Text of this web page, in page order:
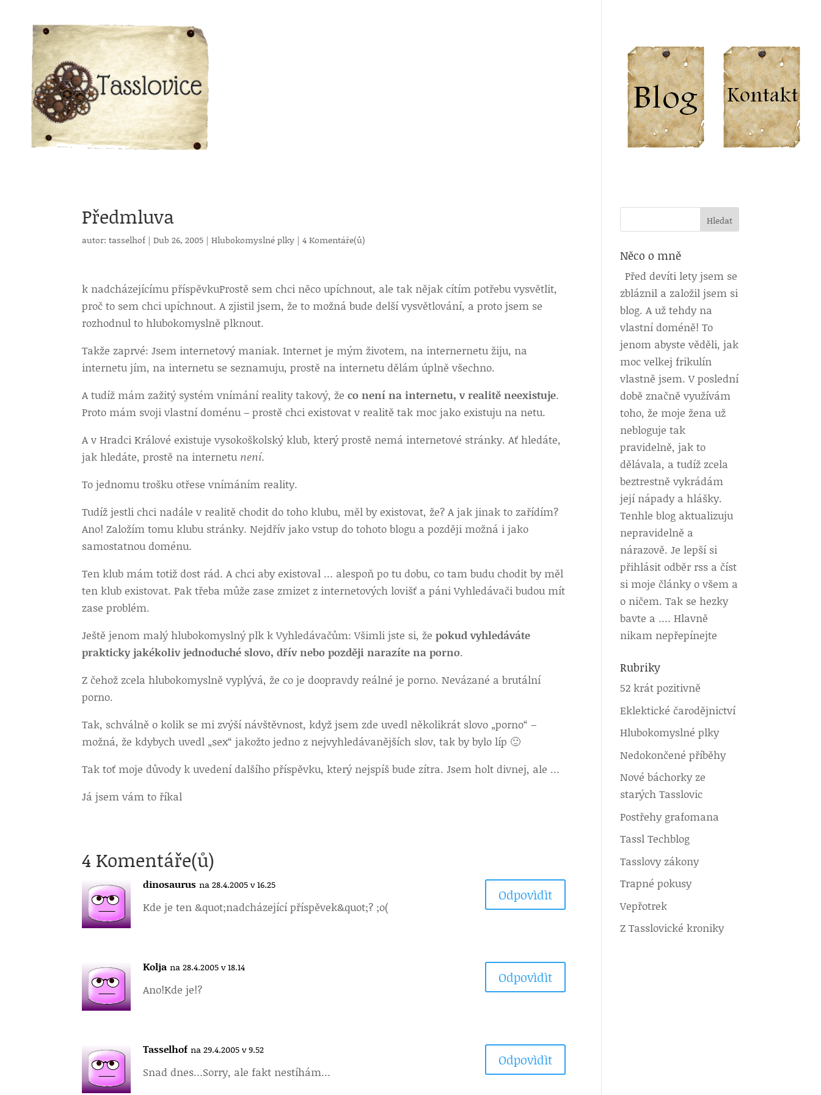
Předmluva
autor:tasselhof |Dub 26, 2005 |Hlubokomyslné plky |4 Komentáře(ů)
k nadcházejícímu příspěvkuProstě sem chci něco upíchnout, ale tak nějak cítím potřebu vysvětlit,
proč to sem chci upíchnout. A zjistil jsem, že to možná bude delší vysvětlování, a proto jsem se
rozhodnul to hlubokomyslně plknout.
Takže zaprvé: Jsem internetový maniak. Internet je mým životem, na internernetu žiju, na
internetu jím, na internetu se seznamuju, prostě na internetu dělám úplně všechno.
A tudíž mám zažitý systém vnímání reality takový, žeco není na internetu, v realitě neexistuje.
Proto mám svoji vlastní doménu – prostě chci existovat v realitě tak moc jako existuju na netu.
A v Hradci Králové existuje vysokoškolský klub, který prostě nemá internetové stránky. Ať hledáte,
jak hledáte, prostě na internetu není.
To jednomu trošku otřese vnímáním reality.
Tudíž jestli chci nadále v realitě chodit do toho klubu, měl by existovat, že? A jak jinak to zařídím?
Ano! Založím tomu klubu stránky. Nejdřív jako vstup do tohoto blogu a později možná i jako
samostatnou doménu.
Ten klub mám totiž dost rád. A chci aby existoval … alespoň po tu dobu, co tam budu chodit by měl
ten klub existovat. Pak třeba může zase zmizet z internetových lovišť a páni Vyhledávači budou mít
zase problém.
Ještě jenom malý hlubokomyslný plk k Vyhledávačům: Všimli jste si, žepokud vyhledáváte
prakticky jakékoliv jednoduché slovo, dřív nebo později narazíte na porno.
Z čehož zcela hlubokomyslně vyplývá, že co je doopravdy reálné je porno. Nevázané a brutální
porno.
Tak, schválně o kolik se mi zvýší návštěvnost, když jsem zde uvedl několikrát slovo „porno“ –
možná, že kdybych uvedl „sex“ jakožto jedno z nejvyhledávanějších slov, tak by bylo líp 🙂
Tak toť moje důvody k uvedení dalšího příspěvku, který nejspíš bude zítra. Jsem holt divnej, ale …
Já jsem vám to říkal
4 Komentáře(ů)
dinosaurus na 28.4.2005 v 16.25
Kde je ten &quot;nadcházející příspěvek&quot;? ;o(
Odpovìdìt
Kolja na 28.4.2005 v 18.14
Ano!Kde je!?
Odpovìdìt
Tasselhof na 29.4.2005 v 9.52
Snad dnes…Sorry, ale fakt nestíhám…
Odpovìdìt
Něco o mně
Před devíti lety jsem se
zbláznil a založil jsem si
blog. A už tehdy na
vlastní doméně! To
jenom abyste věděli, jak
moc velkej frikulín
vlastně jsem. V poslední
době značně využívám
toho, že moje žena už
nebloguje tak
pravidelně, jak to
dělávala, a tudíž zcela
beztrestně vykrádám
její nápady a hlášky.
Tenhle blog aktualizuju
nepravidelně a
nárazově. Je lepší si
přihlásit odběr rss a číst
si moje články o všem a
o ničem. Tak se hezky
bavte a …. Hlavně
nikam nepřepínejte
Rubriky
52 krát pozitivně
Eklektické čarodějnictví
Hlubokomyslné plky
Nedokončené příběhy
Nové báchorky ze
starých Tasslovic
Postřehy grafomana
Tassl Techblog
Tasslovy zákony
Trapné pokusy
Vepřotrek
Z Tasslovické kroniky